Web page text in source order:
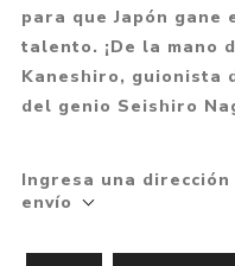
para que Japón gane
talento. ¡De la mano
Kaneshiro, guionista
del genio Seishiro
Ingresa una
envío